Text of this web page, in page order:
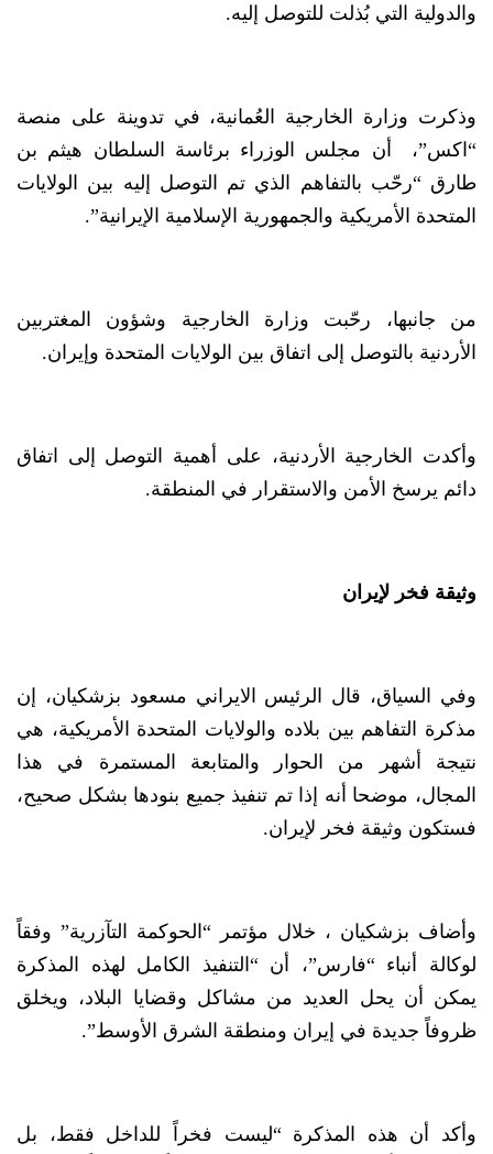
والدولية التي بُذلت للتوصل إليه.
وذكرت وزارة الخارجية العُمانية، في تدوينة على منصة
“اكس”، أن مجلس الوزراء برئاسة السلطان هيثم بن
طارق “رحّب بالتفاهم الذي تم التوصل إليه بين الولايات
المتحدة الأمريكية والجمهورية الإسلامية الإيرانية”.
من جانبها، رحّبت وزارة الخارجية وشؤون المغتربين
الأردنية بالتوصل إلى اتفاق بين الولايات المتحدة وإيران.
وأكدت الخارجية الأردنية، على أهمية التوصل إلى اتفاق
دائم يرسخ الأمن والاستقرار في المنطقة.
وثيقة فخر لإيران
وفي السياق، قال الرئيس الايراني مسعود بزشكيان، إن
مذكرة التفاهم بين بلاده والولايات المتحدة الأمريكية، هي
نتيجة أشهر من الحوار والمتابعة المستمرة في هذا
المجال، موضحا أنه إذا تم تنفيذ جميع بنودها بشكل صحيح،
فستكون وثيقة فخر لإيران.
وأضاف بزشكيان ، خلال مؤتمر “الحوكمة التآزرية” وفقاً
لوكالة أنباء “فارس”، أن “التنفيذ الكامل لهذه المذكرة
يمكن أن يحل العديد من مشاكل وقضايا البلاد، ويخلق
ظروفاً جديدة في إيران ومنطقة الشرق الأوسط”.
وأكد أن هذه المذكرة “ليست فخراً للداخل فقط، بل